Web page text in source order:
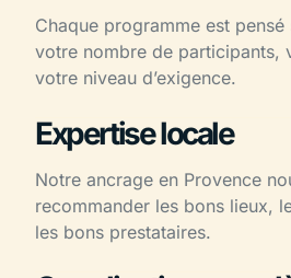
Chaque programme est
votre nombre de participants,
votre niveau d’exigence.
Expertise locale
Notre ancrage en Provence
recommander les bons lieux,
les bons prestataires.